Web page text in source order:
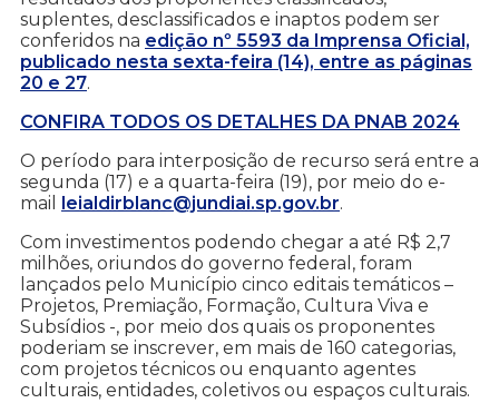
suplentes, desclassificados e inaptos podem ser
conferidos na edição nº 5593 da Imprensa Oficial,
publicado nesta sexta-feira (14), entre as páginas
20 e 27.
CONFIRA TODOS OS DETALHES DA PNAB 2024
O período para interposição de recurso será entre a
segunda (17) e a quarta-feira (19), por meio do e-
mail leialdirblanc@jundiai.sp.gov.br.
Com investimentos podendo chegar a até R$ 2,7
milhões, oriundos do governo federal, foram
lançados pelo Município cinco editais temáticos –
Projetos, Premiação, Formação, Cultura Viva e
Subsídios -, por meio dos quais os proponentes
poderiam se inscrever, em mais de 160 categorias,
com projetos técnicos ou enquanto agentes
culturais, entidades, coletivos ou espaços culturais.